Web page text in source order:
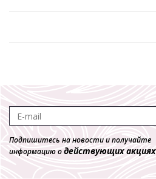
Подпишитесь на новости и получайте
информацию одействующих акциях